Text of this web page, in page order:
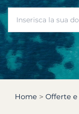
Home Offerte